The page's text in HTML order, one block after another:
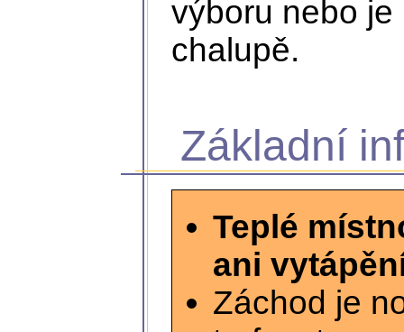
výboru nebo
chalupě.
Základní
Teplé
ani
Záchod je